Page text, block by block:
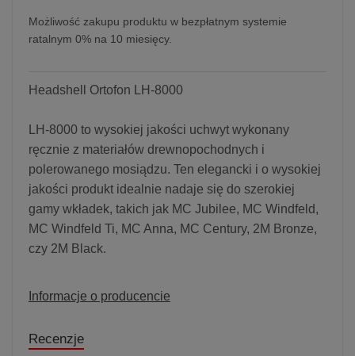
Możliwość zakupu produktu w bezpłatnym systemie
ratalnym 0% na 10 miesięcy.
Headshell Ortofon LH-8000
LH-8000 to wysokiej jakości uchwyt wykonany
ręcznie z materiałów drewnopochodnych i
polerowanego mosiądzu. Ten elegancki i o wysokiej
jakości produkt idealnie nadaje się do szerokiej
gamy wkładek, takich jak MC Jubilee, MC Windfeld,
MC Windfeld Ti, MC Anna, MC Century, 2M Bronze,
czy 2M Black.
Informacje o producencie
Recenzje